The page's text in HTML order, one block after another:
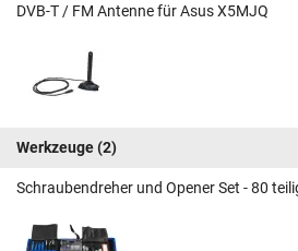
DVB-T / FM Antenne für Asus X5MJQ
Werkzeuge(2)
Schraubendreher und Opener Set - 80